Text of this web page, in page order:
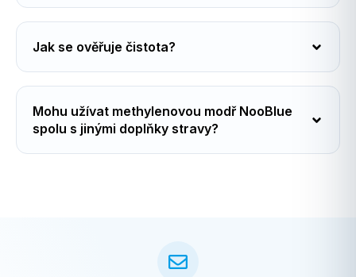
Jak se ověřuje čistota?
Mohu užívat methylenovou modř NooBlue
spolu s jinými doplňky stravy?